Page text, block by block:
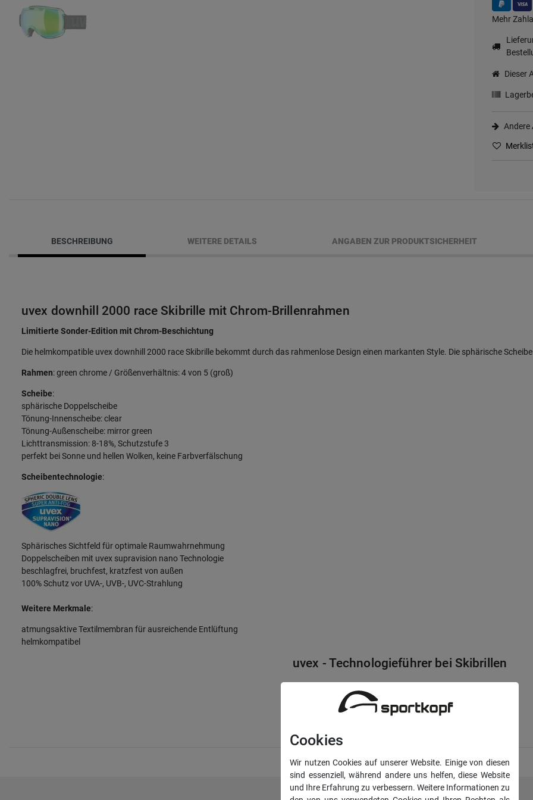
Mehr
Dieser
Andere
BESCHREIBUNG WEITERE DETAILS ANGABEN ZUR PRODUKTSICHERHEIT
uvex downhill 2000 race Skibrille mit Chrom-Brillenrahmen
Limitierte Sonder-Edition mit Chrom-Beschichtung
Die helmkompatible uvex downhill 2000 race Skibrille bekommt durch das rahmenlose Design einen markanten Style. Die sphärische
Rahmen: green chrome / Größenverhältnis: 4 von 5 (groß)
Scheibe:
sphärische Doppelscheibe
Tönung-Innenscheibe: clear
Tönung-Außenscheibe: mirror green
Lichttransmission: 8-18%, Schutzstufe 3
perfekt bei Sonne und hellen Wolken, keine Farbverfälschung
Scheibentechnologie:
Sphärisches Sichtfeld für optimale Raumwahrnehmung
Doppelscheiben mit uvex supravision nano Technologie
beschlagfrei, bruchfest, kratzfest von außen
100% Schutz vor UVA-, UVB-, UVC-Strahlung
Weitere Merkmale:
atmungsaktive Textilmembran für ausreichende Entlüftung
helmkompatibel
uvex - Technologieführer bei Skibrillen
Cookies
Wir nutzen Cookies auf unserer Website. Einige von diesen
sind essenziell, während andere uns helfen, diese Website
und Ihre Erfahrung zu verbessern. Weitere Informationen zu